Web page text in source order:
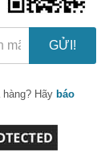
GỬI!
hàng? Hãy báo